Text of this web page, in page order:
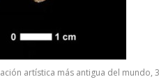
artística más antigua del mundo,